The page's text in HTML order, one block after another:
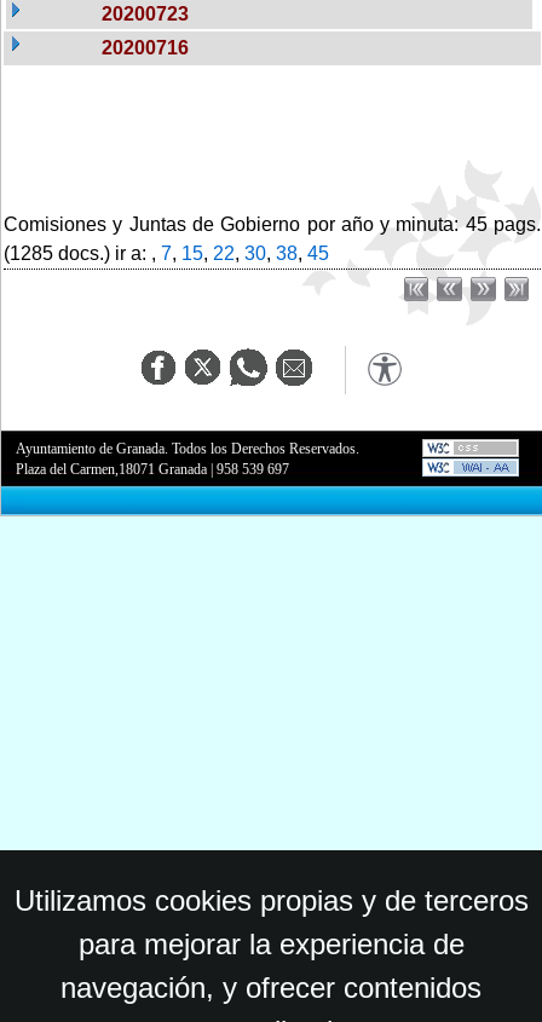
20200723
20200716
Comisiones y Juntas de Gobierno por año y minuta: 45 pags.
(1285 docs.) ir a: , 7, 15, 22, 30, 38, 45
Ayuntamiento de Granada. Todos los Derechos Reservados.
Plaza del Carmen,18071 Granada |958 539 697
Utilizamos cookies propias y de terceros
para mejorar la experiencia de
navegación, y ofrecer contenidos